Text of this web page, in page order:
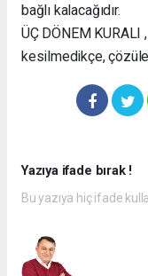
bağlı kalacağıdır.
ÜÇ DÖNEM KURALI
kesilmedikçe,
Yazıya ifade bırak !
Bu yazıya hiç ifade